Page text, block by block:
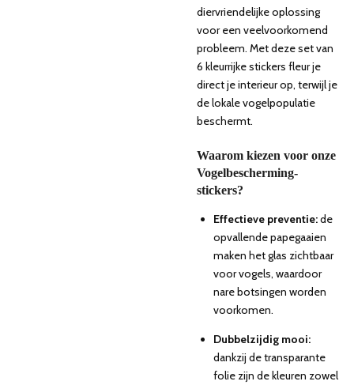
diervriendelijke oplossing
voor een veelvoorkomend
probleem. Met deze set van
6 kleurrijke stickers fleur je
direct je interieur op, terwijl je
de lokale vogelpopulatie
beschermt.
Waarom kiezen voor onze
Vogelbescherming-
stickers?
Effectieve preventie:de
opvallende papegaaien
maken het glas zichtbaar
voor vogels, waardoor
nare botsingen worden
voorkomen.
Dubbelzijdig mooi:
dankzij de transparante
folie zijn de kleuren zowel